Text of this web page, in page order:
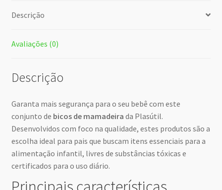
Descrição
Avaliações (0)
Descrição
Garanta mais segurança para o seu bebê com este
conjunto de bicos de mamadeira da Plasútil.
Desenvolvidos com foco na qualidade, estes produtos são a
escolha ideal para pais que buscam itens essenciais para a
alimentação infantil, livres de substâncias tóxicas e
certificados para o uso diário.